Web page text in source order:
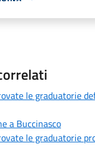
le graduatorie
a Buccinasco
le graduatorie